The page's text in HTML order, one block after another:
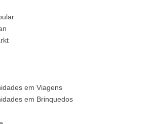
em Viagens
em Brinquedos